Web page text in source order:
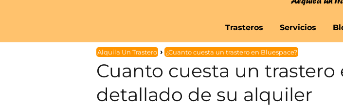
Trasteros Servicios
Alquila Un Trastero ¿Cuanto cuesta un trastero en Bluespace?
Cuanto cuesta un trastero
detallado de su alquiler